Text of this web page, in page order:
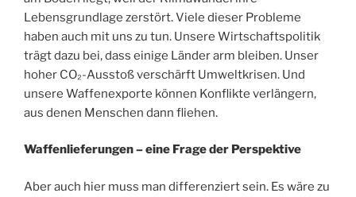
Lebensgrundlage zerstört. Viele dieser Probleme
haben auch mit uns zu tun. Unsere Wirtschaftspolitik
trägt dazu bei, dass einige Länder arm bleiben. Unser
hoher CO₂-Ausstoß verschärft Umweltkrisen. Und
unsere Waffenexporte können Konflikte verlängern,
aus denen Menschen dann fliehen.
Waffenlieferungen – eine Frage der Perspektive
Aber auch hier muss man differenziert sein. Es wäre zu